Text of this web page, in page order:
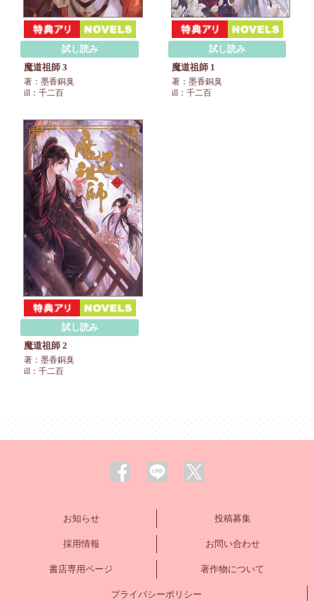
試し読み
魔道祖師 3
著：墨香銅臭
ill：千二百
試し読み
魔道祖師 1
著：墨香銅臭
ill：千二百
試し読み
魔道祖師 2
著：墨香銅臭
ill：千二百
お知らせ 投稿募集
採用情報 お問い合わせ
書店専用ページ 著作物について
プライバシーポリシー